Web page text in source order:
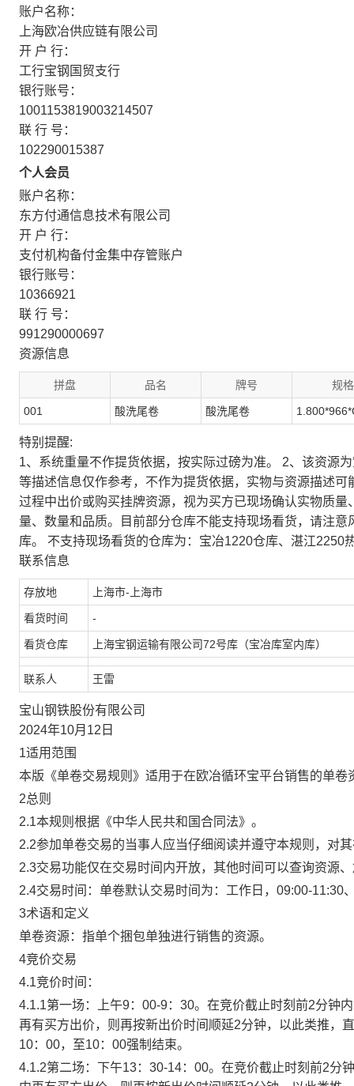
账户名称：
上海欧冶供应链有限公司
开 户 行：
工行宝钢国贸支行
银行账号：
1001153819003214507
联 行 号：
102290015387
个人会员
账户名称：
东方付通信息技术有限公司
开 户 行：
支付机构备付金集中存管账户
银行账号：
10366921
联 行 号：
991290000697
资源信息
拼盘 品名 牌号 规格
001 酸洗尾卷 酸洗尾卷
特别提醒:
1、系统重量不作提货依据，按实际过磅为准。 2、该资源
等描述信息仅作参考，不作为提货依据，实物与资源描述
过程中出价或购买挂牌资源，视为买方已现场确认实物质
量、数量和品质。目前部分仓库不能支持现场看货，请注
库。 不支持现场看货的仓库为：宝冶1220仓库、湛江2250
联系信息
存放地 上海市-上海市
看货时间 -
看货仓库 上海宝钢运输有限公司72号库（宝冶库室内库）
联系人 王雷
宝山钢铁股份有限公司
2024年10月12日
1适用范围
本版《单卷交易规则》适用于在欧冶循环宝平台销售的单卷
2总则
2.1本规则根据《中华人民共和国合同法》。
2.2参加单卷交易的当事人应当仔细阅读并遵守本规则，对
2.3交易功能仅在交易时间内开放，其他时间可以查询资源
2.4交易时间：单卷默认交易时间为：工作日，09:00-11:30
3术语和定义
单卷资源：指单个捆包单独进行销售的资源。
4竞价交易
4.1竞价时间：
4.1.1第一场：上午9：00-9：30。在竞价截止时刻前2分钟
再有买方出价，则再按新出价时间顺延2分钟，以此类推，
10：00，至10：00强制结束。
4.1.2第二场：下午13：30-14：00。在竞价截止时刻前2分